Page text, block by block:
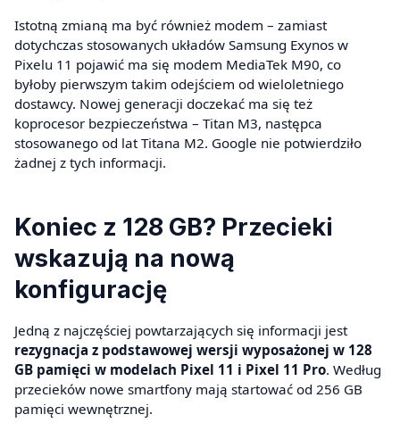
Istotną zmianą ma być również modem – zamiast
dotychczas stosowanych układów Samsung Exynos w
Pixelu 11 pojawić ma się modem MediaTek M90, co
byłoby pierwszym takim odejściem od wieloletniego
dostawcy. Nowej generacji doczekać ma się też
koprocesor bezpieczeństwa – Titan M3, następca
stosowanego od lat Titana M2. Google nie potwierdziło
żadnej z tych informacji.
Koniec z 128 GB? Przecieki
wskazują na nową
konfigurację
Jedną z najczęściej powtarzających się informacji jest
rezygnacja z podstawowej wersji wyposażonej w 128
GB pamięci w modelach Pixel 11 i Pixel 11 Pro. Według
przecieków nowe smartfony mają startować od 256 GB
pamięci wewnętrznej.